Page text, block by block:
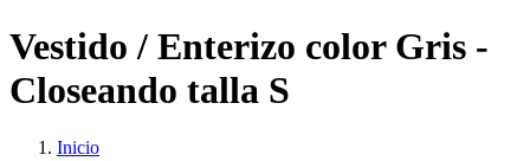
Vestido / Enterizo color Gris -
Closeando talla S
Inicio